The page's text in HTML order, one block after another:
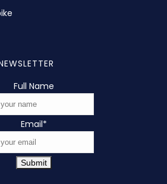
Full Name
Email*
Submit